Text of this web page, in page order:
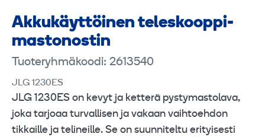
Akku­käyttöinen teleskooppi­
mastonostin
Tuoteryhmäkoodi: 2613540
JLG 1230ES
JLG 1230ES on kevyt ja ketterä pystymastolava,
joka tarjoaa turvallisen ja vakaan vaihtoehdon
tikkaille ja telineille. Se on suunniteltu erityisesti